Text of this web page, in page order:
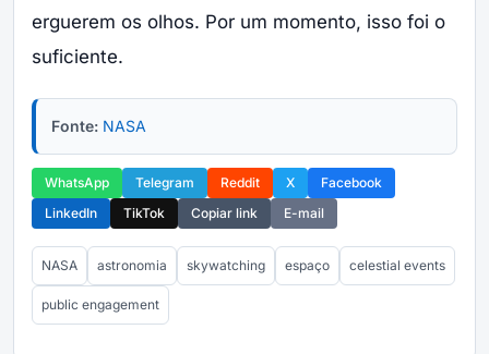
erguerem os olhos. Por um momento, isso foi o
suficiente.
Fonte: NASA
WhatsApp Telegram Reddit X
Facebook
LinkedIn
TikTok Copiar link E-mail
NASA astronomia skywatching espaço celestial events
public engagement